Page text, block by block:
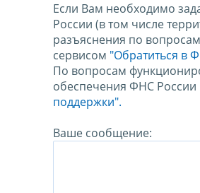
Если Вам необходимо
России (в том числе
разъяснения по
сервисом "Обратиться в
По вопросам
обеспечения ФНС России
поддержки".
Ваше сообщение: